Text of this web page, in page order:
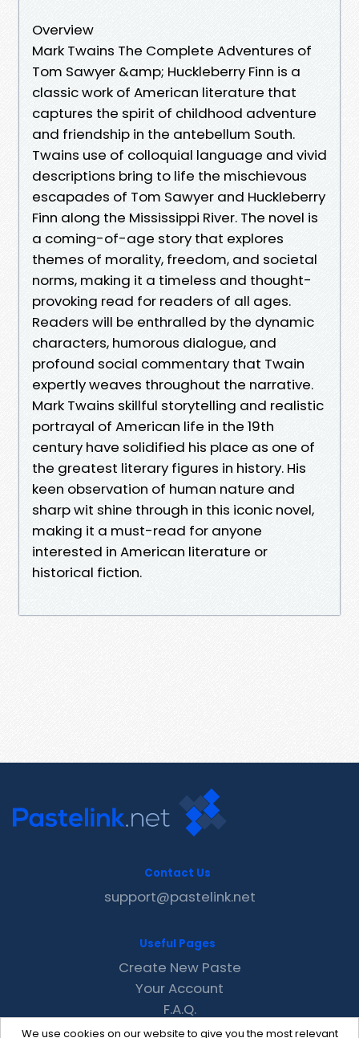
Overview
Mark Twains The Complete Adventures of
Tom Sawyer &amp; Huckleberry Finn is a
classic work of American literature that
captures the spirit of childhood adventure
and friendship in the antebellum South.
Twains use of colloquial language and vivid
descriptions bring to life the mischievous
escapades of Tom Sawyer and Huckleberry
Finn along the Mississippi River. The novel is
a coming-of-age story that explores
themes of morality, freedom, and societal
norms, making it a timeless and thought-
provoking read for readers of all ages.
Readers will be enthralled by the dynamic
characters, humorous dialogue, and
profound social commentary that Twain
expertly weaves throughout the narrative.
Mark Twains skillful storytelling and realistic
portrayal of American life in the 19th
century have solidified his place as one of
the greatest literary figures in history. His
keen observation of human nature and
sharp wit shine through in this iconic novel,
making it a must-read for anyone
interested in American literature or
historical fiction.
We use cookies on our website to give you the most relevant
Contact Us
support@pastelink.net
Useful Pages
Create New Paste
Your Account
F.A.Q.
Recent